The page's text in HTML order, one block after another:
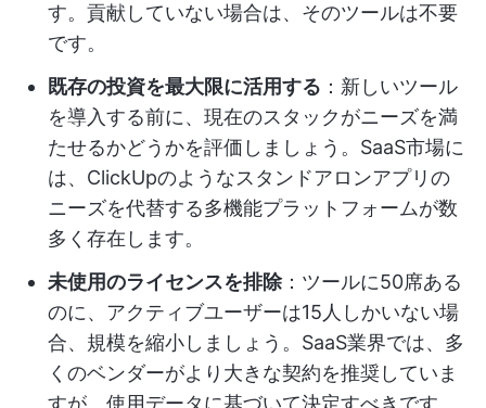
す。貢献していない場合は、そのツールは不要
です。
既存の投資を最大限に活用する ：新しいツール
を導入する前に、現在のスタックがニーズを満
たせるかどうかを評価しましょう。SaaS市場に
は、ClickUpのようなスタンドアロンアプリの
ニーズを代替する多機能プラットフォームが数
多く存在します。
未使用のライセンスを排除：ツールに50席ある
のに、アクティブユーザーは15人しかいない場
合、規模を縮小しましょう。SaaS業界では、多
くのベンダーがより大きな契約を推奨していま
すが、使用データに基づいて決定すべきです。